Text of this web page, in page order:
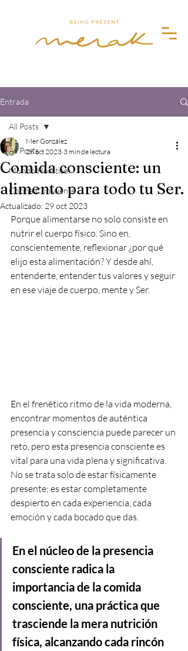
Entrada
All Posts
Mundo Holístico
Cocina Consciente
All Posts
Comida consciente: un
alimento para todo tu Ser.
Mer González
26 oct 2023 3 min de lectura
Actualizado: 29 oct 2023
Porque alimentarse no solo consiste en
nutrir el cuerpo físico. Sino en,
conscientemente, reflexionar ¿por qué
elijo esta alimentación? Y desde ahí,
entenderte, entender tus valores y seguir
en ese viaje de cuerpo, mente y Ser.
En el frenético ritmo de la vida moderna,
encontrar momentos de auténtica
presencia y consciencia puede parecer un
reto, pero esta presencia consciente es
vital para una vida plena y significativa.
No se trata solo de estar físicamente
presente; es estar completamente
despierto en cada experiencia, cada
emoción y cada bocado que das.
En el núcleo de la presencia
consciente radica la
importancia de la comida
consciente, una práctica que
trasciende la mera nutrición
física, alcanzando cada rincón